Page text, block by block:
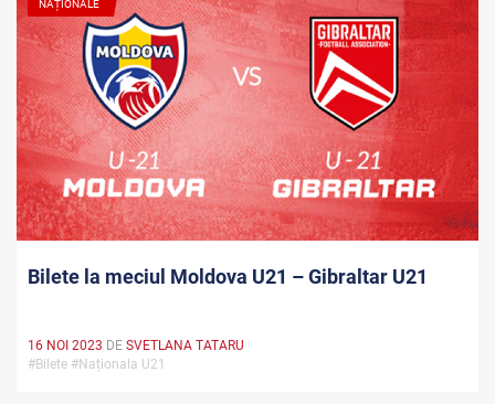
NAȚIONALE
Bilete la meciul Moldova U21 – Gibraltar U21
16 NOI 2023 DE SVETLANA TATARU
#Bilete #Naționala U21